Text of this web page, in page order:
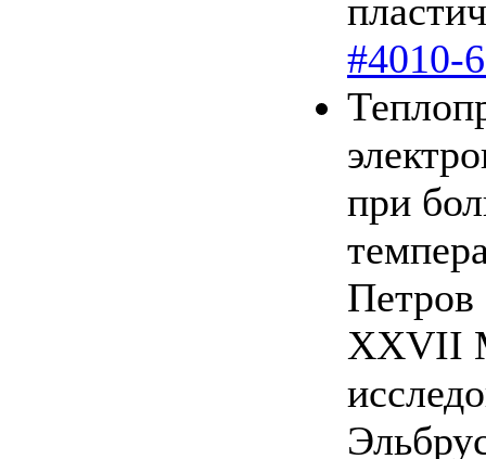
#4010-
при
XXVII